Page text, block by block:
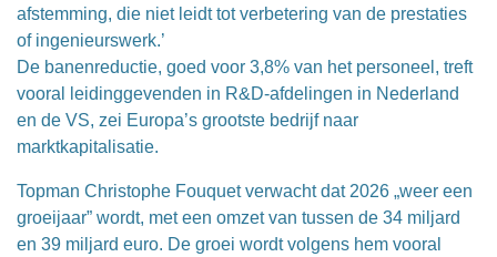
afstemming, die niet leidt tot verbetering van de prestaties
of ingenieurswerk.’
De banenreductie, goed voor 3,8% van het personeel, treft
vooral leidinggevenden in R&D-afdelingen in Nederland
en de VS, zei Europa’s grootste bedrijf naar
marktkapitalisatie.
Topman Christophe Fouquet verwacht dat 2026 „weer een
groeijaar” wordt, met een omzet van tussen de 34 miljard
en 39 miljard euro. De groei wordt volgens hem vooral